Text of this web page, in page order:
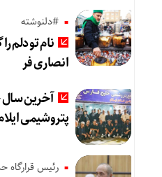
#دلنوشته
نام تو دلم
انصاری فر
آخرین سال
پتروشیمی
رئیس قرارگاه